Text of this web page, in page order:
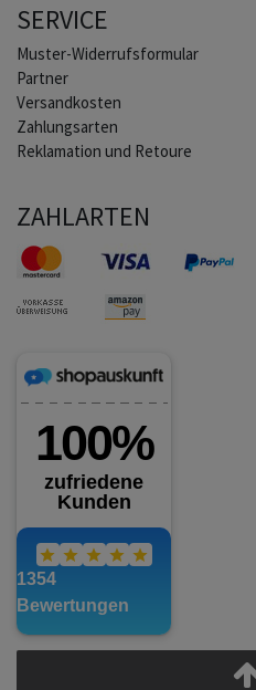
SERVICE
Muster-Widerrufsformular
Partner
Versandkosten
Zahlungsarten
Reklamation und Retoure
ZAHLARTEN